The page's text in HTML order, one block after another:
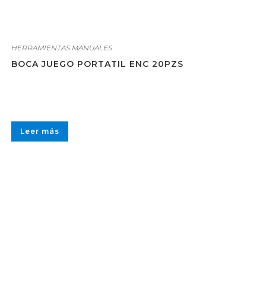
HERRAMIENTAS MANUALES
BOCA JUEGO PORTATIL ENC 20PZS
Leer más